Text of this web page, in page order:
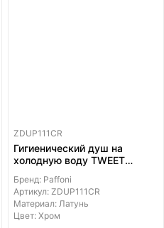
ZDUP111CR
Гигиенический душ на
холодную воду TWEET
лейка и держатель из
металла, шланг металл
1200мм, встраиваемая
часть в комплекте
Бренд: Paffoni
Артикул: ZDUP111CR
Материал: Латунь
Цвет: Хром